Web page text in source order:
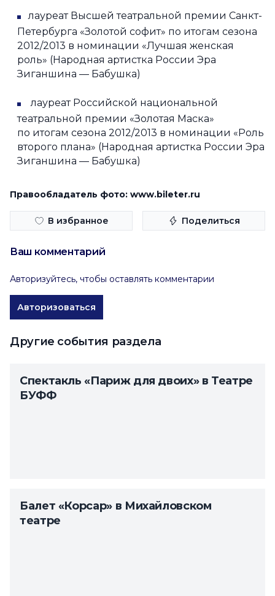
лауреат Высшей театральной премии Санкт-
Петербурга «Золотой софит» по итогам сезона
2012/2013 в номинации «Лучшая женская
роль» (Народная артистка России Эра
Зиганшина — Бабушка)
лауреат Российской национальной
театральной премии «Золотая Маска»
по итогам сезона 2012/2013 в номинации «Роль
второго плана» (Народная артистка России Эра
Зиганшина — Бабушка)
Правообладатель фото: www.bileter.ru
В избранное Поделиться
Ваш комментарий
Авторизуйтесь, чтобы оставлять комментарии
Авторизоваться
Другие события раздела
Спектакль «Париж для двоих» в Театре
БУФФ
Балет «Корсар» в Михайловском
театре